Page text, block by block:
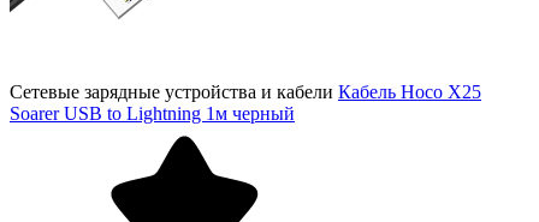
Сетевые зарядные устройства и кабели Кабель Hoco X25
Soarer USB to Lightning 1м черный